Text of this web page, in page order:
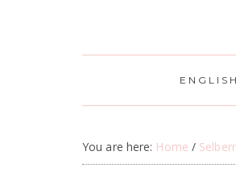
You are here: Home /